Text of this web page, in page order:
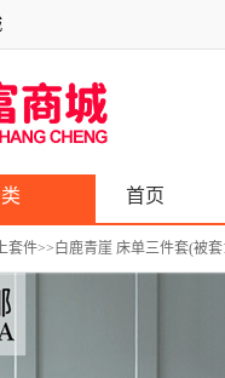
首页
套件>>白鹿青崖 床单三件套(被